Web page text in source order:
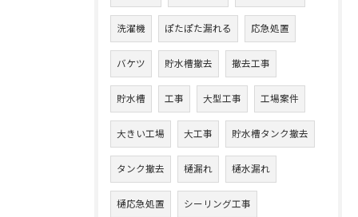
洗濯機 ぽたぽた漏れる 応急処置
バケツ 貯水槽撤去 撤去工事
貯水槽 工事 大型工事 工場案件
大きい工場 大工事 貯水槽タンク撤去
タンク撤去 樋漏れ 樋水漏れ
樋応急処置 シーリング工事